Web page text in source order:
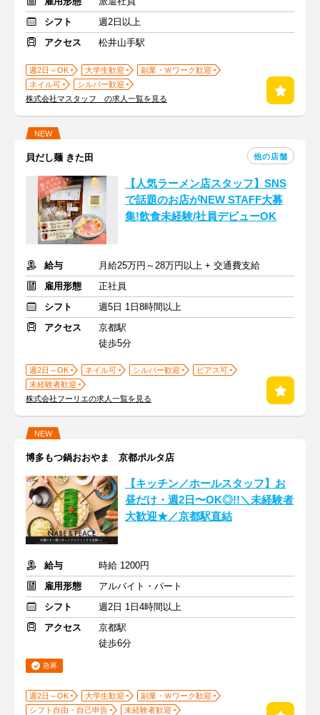
シフト
週2日以上
アクセス
松井山手駅
週2日～OK 大学生歓迎
副業・Ｗワーク歓迎
ネイル可
シルバー歓迎
株式会社マスタッフ の求人一覧を見る
NEW
貝だし麺 きた田 他の店舗
【人気ラーメン店スタッフ】SNS
で話題のお店がNEW STAFF大募
集!飲食未経験/社員デビューOK
給与
月給25万円～28万円以上 + 交通費支給
雇用形態
正社員
シフト
週5日 1日8時間以上
アクセス
京都駅
徒歩5分
週2日～OK ネイル可 シルバー歓迎
ピアス可
未経験者歓迎
株式会社フーリエの求人一覧を見る
NEW
博多もつ鍋おおやま 京都ポルタ店
【キッチン／ホールスタッフ】お
昼だけ・週2日〜OK◎!!＼未経験者
大歓迎★／京都駅直結
給与
時給 1200円
雇用形態
アルバイト・パート
シフト
週2日 1日4時間以上
アクセス
京都駅
徒歩6分
急募
週2日～OK 大学生歓迎
副業・Ｗワーク歓迎
シフト自由・自己申告
未経験者歓迎